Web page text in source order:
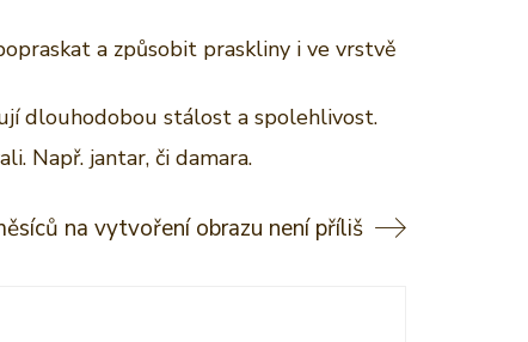
a způsobit praskliny i ve vrstvě
dlouhodobou stálost a spolehlivost.
Např. jantar, či damara.
na vytvoření obrazu není příliš